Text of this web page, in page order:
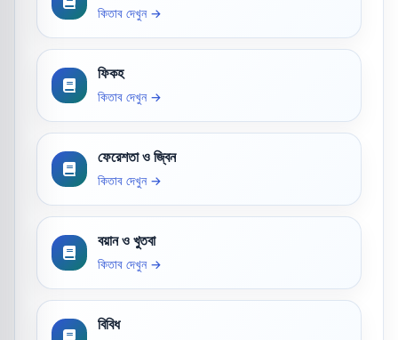
কিতাব দেখুন →
ফিকহ
কিতাব দেখুন →
ফেরেশতা ও জ্বিন
কিতাব দেখুন →
বয়ান ও খুতবা
কিতাব দেখুন →
বিবিধ